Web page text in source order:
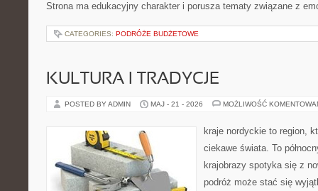
Strona ma edukacyjny charakter i porusza tematy związane z
CATEGORIES: PODRÓŻE BUDŻETOWE
KULTURA I TRADYCJE
POSTED BY ADMIN MAJ - 21 - 2026 MOŻLIWOŚĆ
kraje nordyckie to region,
ciekawe świata. To
krajobrazy spotyka się z
podróż może stać się